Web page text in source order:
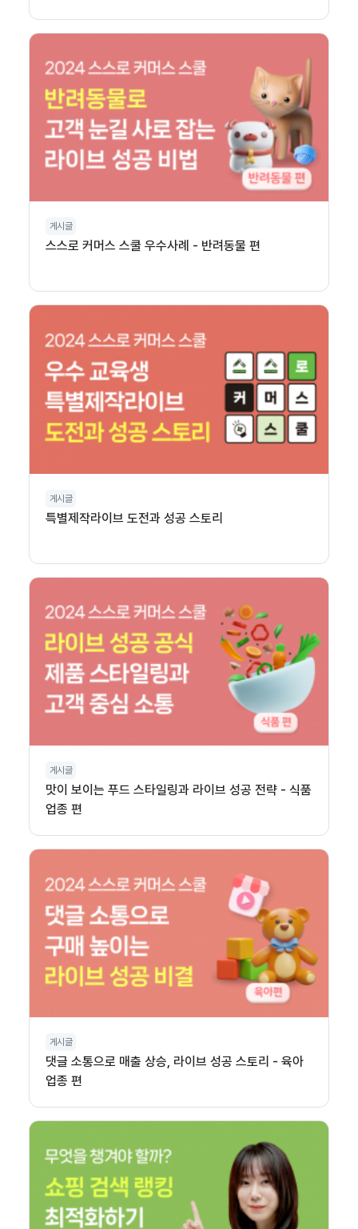
게시글
스스로 커머스 스쿨 우수사례 - 반려동물 편
게시글
특별제작라이브 도전과 성공 스토리
게시글
맛이 보이는 푸드 스타일링과 라이브 성공 전략 - 식품
업종 편
게시글
댓글 소통으로 매출 상승, 라이브 성공 스토리 - 육아
업종 편